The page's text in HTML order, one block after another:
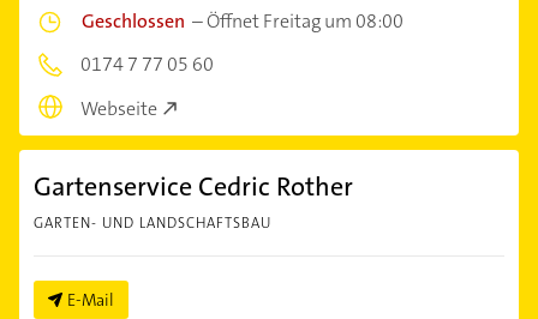
Geschlossen –Öffnet Freitag um 08:00
0174 7 77 05 60
Webseite
Gartenservice Cedric Rother
GARTEN- UND LANDSCHAFTSBAU
E-Mail